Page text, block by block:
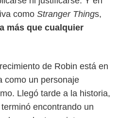
como Stranger Things,
más que cualquier
de Robin está en
como un personaje
Llegó tarde a la historia,
encontrando un
Netflix